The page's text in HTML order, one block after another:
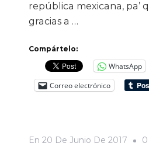
república mexicana, pa’
gracias a …
Compártelo:
WhatsApp
Correo electrónico
En 20 De Junio De 2017